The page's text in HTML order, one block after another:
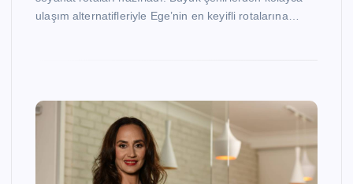
ulaşım alternatifleriyle Ege’nin en keyifli rotalarına…